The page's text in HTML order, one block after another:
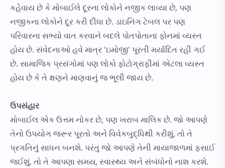
કહેવાય છે કે મોબાઈલે દૂરના લોકોને નજીક લાવ્યા છે, પણ
નજીકના લોકોને દૂર કરી દીધા છે. ડાઇનિંગ ટેબલ પર પણ
પરિવારના સભ્યો વાત કરવાને બદલે પોતપોતાના ફોનમાં વ્યસ્ત
હોય છે. સંવેદનાઓ હવે માત્ર 'ઇમોજી' પૂરતી મર્યાદિત રહી ગઈ
છે. સામાજિક પ્રસંગોમાં પણ લોકો ફોટોગ્રાફીમાં એટલા વ્યસ્ત
હોય છે કે તે ક્ષણને માણવાનું જ ભૂલી જાય છે.
ઉપસંહાર
મોબાઈલ એક ઉત્તમ નોકર છે, પણ ખરાબ માલિક છે. જો આપણે
તેનો ઉપયોગ જરૂર પૂરતો અને વિવેકબુદ્ધિથી કરીશું, તો તે
પ્રગતિનું સાધન બનશે. પરંતુ જો આપણે તેની માયાજાળમાં ફસાઈ
જઈશું, તો તે આપણા સમય, સ્વાસ્થ્ય અને સંબંધોનો નાશ કરશે.